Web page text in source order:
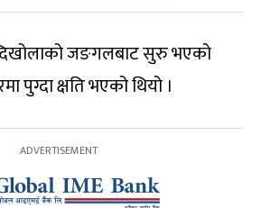
जङगलबाट सुरु भएको
पुग्दा क्षति भएको थियो ।